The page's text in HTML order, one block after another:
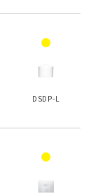
DSDP-L